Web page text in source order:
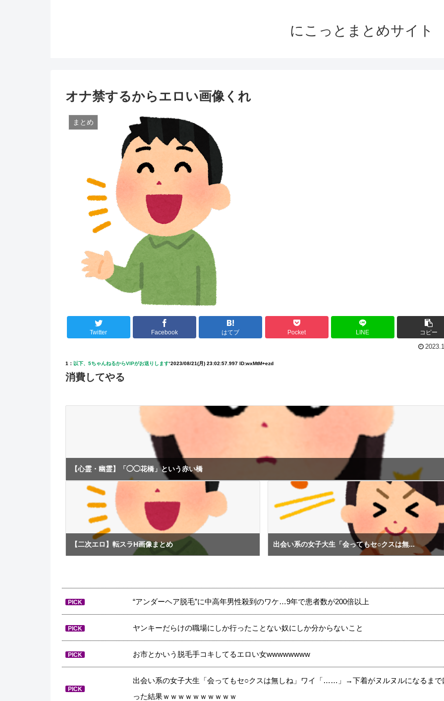
にこっとまとめサイト
オナ禁するからエロい画像くれ
まとめ
Twitter Facebook はてブ Pocket LINE コピー
1： 以下、5ちゃんねるからVIPがお送りします‘2023/08/21(月) 23:02:57.997 ID:wxMtM+ezd
消費してやる
【心霊・幽霊】「◯◯花橋」という赤い橋
【二次エロ】転スラH画像まとめ 出会い系の女子大生「会ってもセ○クスは無...
PICK “アンダーヘア脱毛”に中高年男性殺到のワケ…9年で患者数が200倍以上
PICK ヤンキーだらけの職場にしか行ったことない奴にしか分からないこと
PICK お市とかいう脱毛手コキしてるエロい女wwwwwwww
PICK
出会い系の女子大生「会ってもセ○クスは無しね」ワイ「……」→下着がヌルヌルになるまで
った結果ｗｗｗｗｗｗｗｗｗｗ